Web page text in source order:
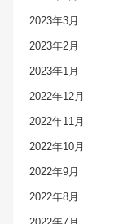
2023年3月
2023年2月
2023年1月
2022年12月
2022年11月
2022年10月
2022年9月
2022年8月
2022年7月